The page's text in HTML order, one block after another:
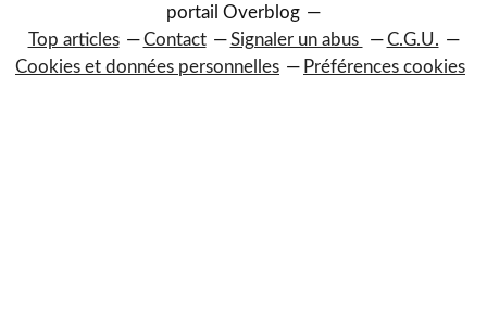
portail Overblog
Top articles
Contact Signaler un abus
C.G.U.
Cookies et données personnelles
Préférences cookies